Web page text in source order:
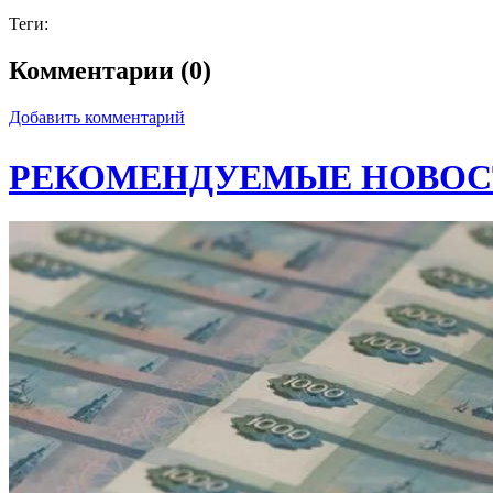
Теги:
Комментарии (0)
Добавить комментарий
РЕКОМЕНДУЕМЫЕ